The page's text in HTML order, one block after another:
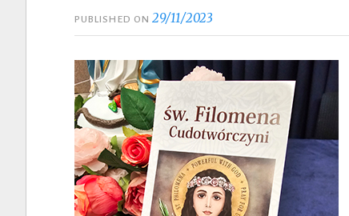
PUBLISHED ON29/11/2023